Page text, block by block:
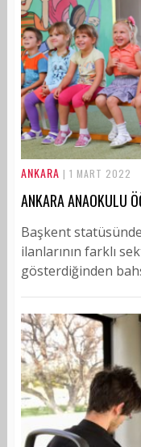
ANKARA | 1 MART 2022
ANKARA ANAOKULU
Başkent
ilanlarının farklı
gösterdiğinden